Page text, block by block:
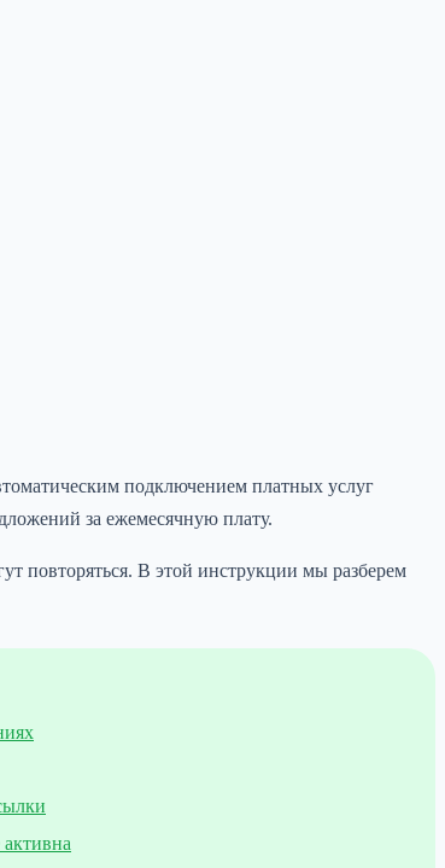
подключением платных услуг
за ежемесячную плату.
повторяться. В этой инструкции мы разберем